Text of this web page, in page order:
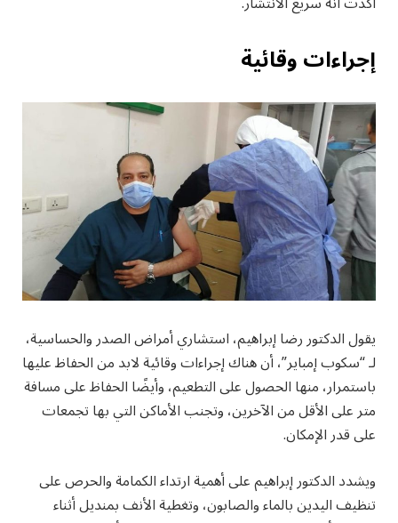
إجراءات وقائية
يقول الدكتور رضا إبراهيم، استشاري أمراض الصدر والحساسية،
لـ “سكوب إمباير”، أن هناك إجراءات وقائية لابد من الحفاظ عليها
باستمرار، منها الحصول على التطعيم، وأيضًا الحفاظ على مسافة
متر على الأقل من الآخرين، وتجنب الأماكن التي بها تجمعات
على قدر الإمكان.
ويشدد الدكتور إبراهيم على أهمية ارتداء الكمامة والحرص على
تنظيف اليدين بالماء والصابون، وتغطية الأنف بمنديل أثناء